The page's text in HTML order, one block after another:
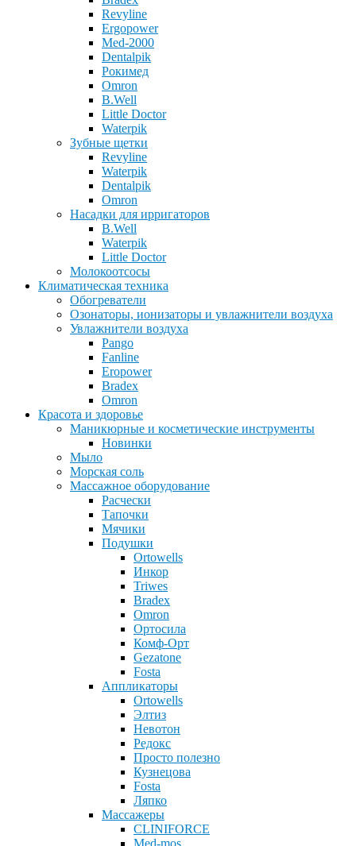
Revyline
Ergopower
Med-2000
Dentalpik
Рокимед
Omron
B.Well
Little Doctor
Waterpik
Зубные щетки
Revyline
Waterpik
Dentalpik
Omron
Насадки для ирригаторов
B.Well
Waterpik
Little Doctor
Молокоотсосы
Климатическая техника
Обогреватели
Озонаторы, ионизаторы и увлажнители воздуха
Увлажнители воздуха
Pango
Fanline
Eropower
Bradex
Omron
Красота и здоровье
Маникюрные и косметические инструменты
Новинки
Мыло
Морская соль
Массажное оборудование
Расчески
Тапочки
Мячики
Подушки
Ortowells
Инкор
Triwes
Bradex
Omron
Ортосила
Комф-Орт
Gezatone
Fosta
Аппликаторы
Ortowells
Элтиз
Невотон
Редокс
Просто полезно
Кузнецова
Fosta
Ляпко
Массажеры
CLINIFORCE
Med-mos